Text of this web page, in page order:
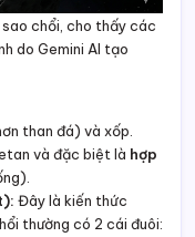
chổi, cho thấy các
do Gemini AI tạo
than đá) và xốp.
và đặc biệt là hợp
Đây là kiến thức
thường có 2 cái đuôi: